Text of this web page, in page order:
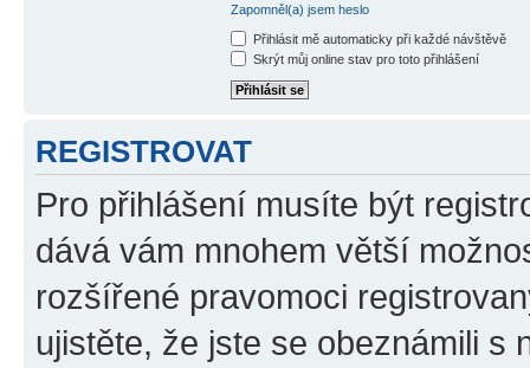
Zapomněl(a) jsem heslo
Přihlásit mě automaticky při každé návštěvě
Skrýt můj online stav pro toto přihlášení
REGISTROVAT
Pro přihlášení musíte být
dává vám mnohem větší
rozšířené pravomoci
ujistěte, že jste se obeznámili s